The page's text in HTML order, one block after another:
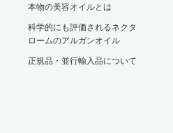
本物の美容オイルとは
科学的にも評価されるネクタ
ロームのアルガンオイル
正規品・並行輸入品について